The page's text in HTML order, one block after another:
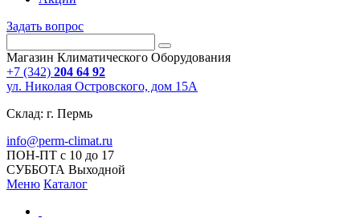
Задать вопрос
Магазин Климатического Оборудования
+7 (342) 204 64 92
ул. Николая Островского, дом 15А
Склад: г. Пермь
info@perm-climat.ru
ПОН-ПТ с 10 до 17
СУББОТА Выходной
Меню Каталог